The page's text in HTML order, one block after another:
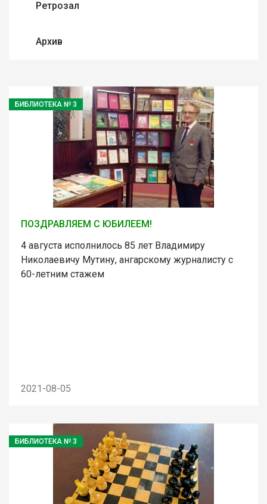
Ретрозал
Архив
БИБЛИОТЕКА № 3
ПОЗДРАВЛЯЕМ С ЮБИЛЕЕМ!
4 августа исполнилось 85 лет Владимиру
Николаевичу Мутину, ангарскому журналисту с
60-летним стажем
2021-08-05
БИБЛИОТЕКА № 3